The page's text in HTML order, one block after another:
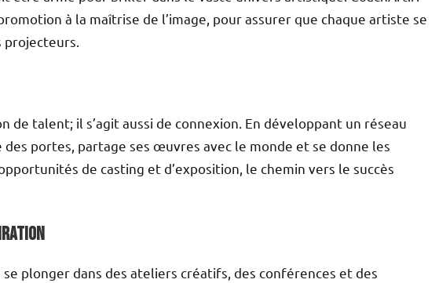
à la maîtrise de l’image, pour assurer que chaque artiste se
de talent; il s’agit aussi de connexion. En développant un réseau
portes, partage ses œuvres avec le monde et se donne les
de casting et d’exposition, le chemin vers le succès
plonger dans des ateliers créatifs, des conférences et des